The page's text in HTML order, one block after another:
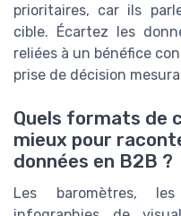
prioritaires, car ils
cible. Écartez les
reliées à un bénéfice
prise de décision
Quels formats de
mieux pour
données en B2B ?
Les baromètres,